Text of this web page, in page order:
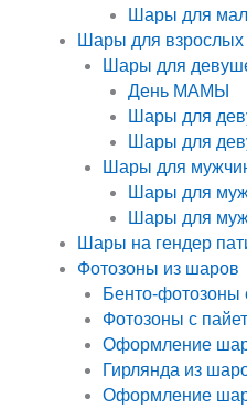
Шары для
Шары для взрослых
Шары для
День МАМЫ
Шары для
Шары для
Шары для
Шары для
Шары для
Шары на гендер
Фотозоны из шаров
Бенто-фотозоны
Фотозоны с
Оформление
Гирлянда из
Оформление